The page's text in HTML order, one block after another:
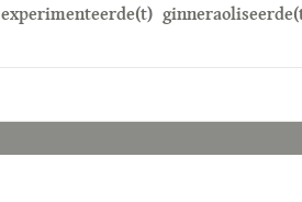
experimenteerde(t)